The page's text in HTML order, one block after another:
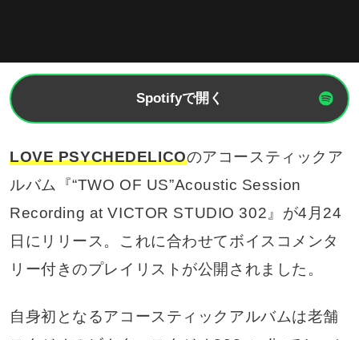
Spotifyで開く
LOVE PSYCHEDELICOのアコースティックア
ルバム『“TWO OF US”Acoustic Session
Recording at VICTOR STUDIO 302』が4月24
日にリリース。これに合わせてボイスコメンタ
リー付きのプレイリストが公開されました。
自身初となるアコースティックアルバムは老舗